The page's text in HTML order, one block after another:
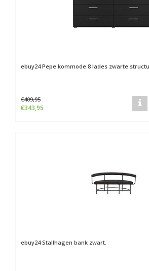
ebuy24Pepe kommode 8 lades zwarte
€409,95
€343,95
ebuy24Stallhagen bank zwart.